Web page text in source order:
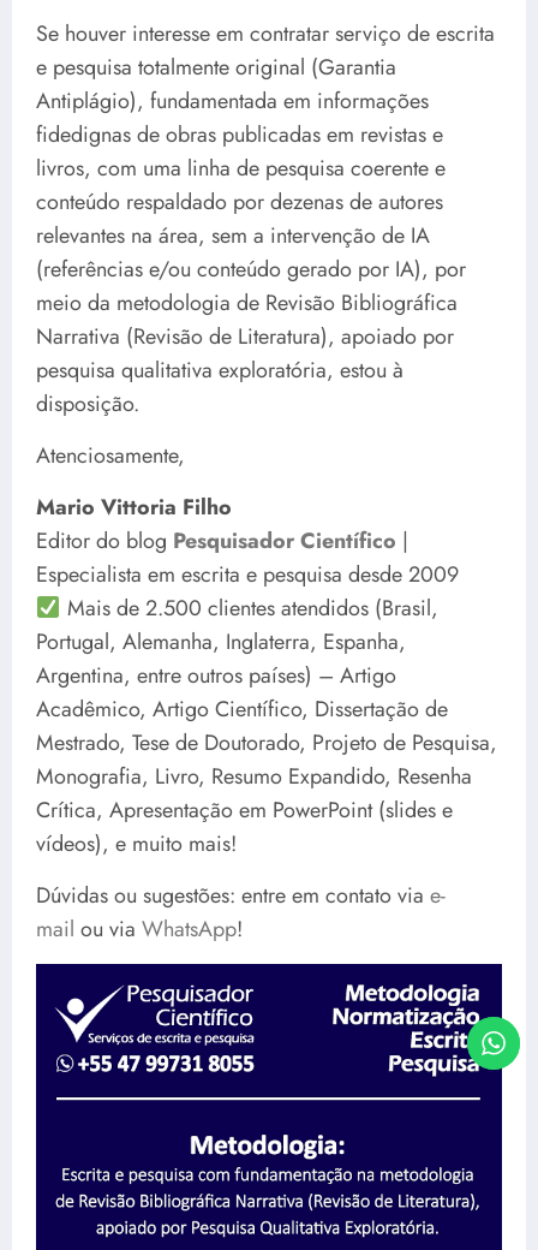
Se houver interesse em contratar serviço de escrita
e pesquisa totalmente original (Garantia
Antiplágio), fundamentada em informações
fidedignas de obras publicadas em revistas e
livros, com uma linha de pesquisa coerente e
conteúdo respaldado por dezenas de autores
relevantes na área, sem a intervenção de IA
(referências e/ou conteúdo gerado por IA), por
meio da metodologia de Revisão Bibliográfica
Narrativa (Revisão de Literatura), apoiado por
pesquisa qualitativa exploratória, estou à
disposição.
Atenciosamente,
Mario Vittoria Filho
Editor do blog Pesquisador Científico |
Especialista em escrita e pesquisa desde 2009
Mais de 2.500 clientes atendidos (Brasil,
Portugal, Alemanha, Inglaterra, Espanha,
Argentina, entre outros países) – Artigo
Acadêmico, Artigo Científico, Dissertação de
Mestrado, Tese de Doutorado, Projeto de Pesquisa,
Monografia, Livro, Resumo Expandido, Resenha
Crítica, Apresentação em PowerPoint (slides e
vídeos), e muito mais!
Dúvidas ou sugestões: entre em contato via e-
mail ou via WhatsApp!